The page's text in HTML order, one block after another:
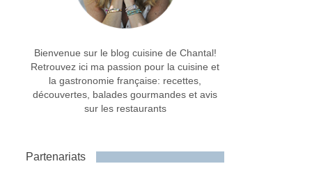
Bienvenue sur le blog cuisine de Chantal!
Retrouvez ici ma passion pour la cuisine et
la gastronomie française: recettes,
découvertes, balades gourmandes et avis
sur les restaurants
Partenariats